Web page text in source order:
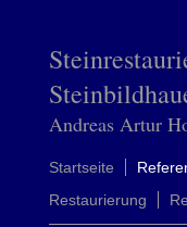
Andreas Artur
Startseite
Restaurierung